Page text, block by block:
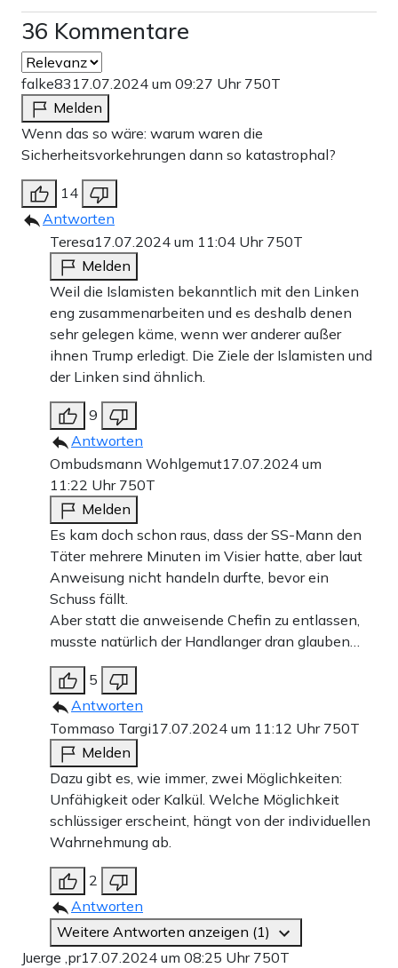
36 Kommentare
falke83 17.07.2024 um 09:27 Uhr 750T
Melden
Wenn das so wäre: warum waren die
Sicherheitsvorkehrungen dann so katastrophal?
14
Antworten
Teresa17.07.2024 um 11:04 Uhr 750T
Melden
Weil die Islamisten bekanntlich mit den Linken
eng zusammenarbeiten und es deshalb denen
sehr gelegen käme, wenn wer anderer außer
ihnen Trump erledigt. Die Ziele der Islamisten und
der Linken sind ähnlich.
9
Antworten
Ombudsmann Wohlgemut17.07.2024 um
11:22 Uhr 750T
Melden
Es kam doch schon raus, dass der SS-Mann den
Täter mehrere Minuten im Visier hatte, aber laut
Anweisung nicht handeln durfte, bevor ein
Schuss fällt.
Aber statt die anweisende Chefin zu entlassen,
musste natürlich der Handlanger dran glauben…
5
Antworten
Tommaso Targi17.07.2024 um 11:12 Uhr 750T
Melden
Dazu gibt es, wie immer, zwei Möglichkeiten:
Unfähigkeit oder Kalkül. Welche Möglichkeit
schlüssiger erscheint, hängt von der individuellen
Wahrnehmung ab.
2
Antworten
Weitere Antworten anzeigen (1)
Juerge ,pr17.07.2024 um 08:25 Uhr 750T